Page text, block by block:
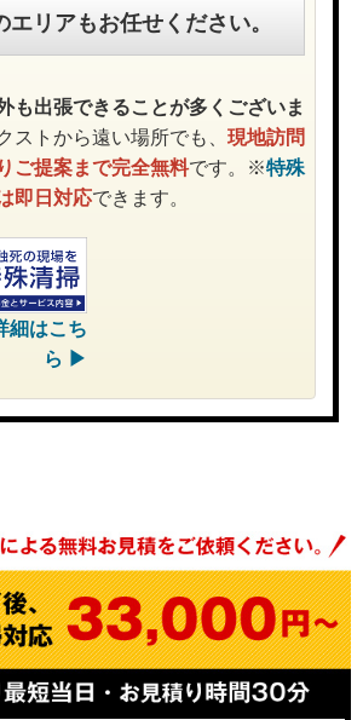
エリアもお任せください。
も出張できることが多くございま
ストから遠い場所でも、 現地訪問
ご提案まで完全無料です。※特殊
即日対応できます。
細はこち
ら ▶︎